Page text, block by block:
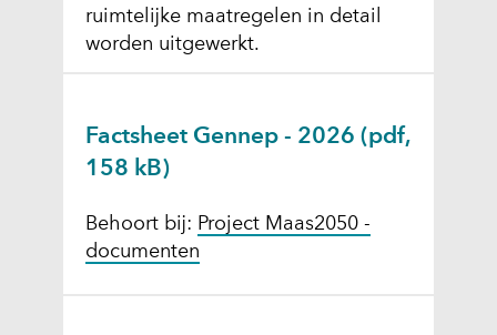
ruimtelijke maatregelen in detail
worden uitgewerkt.
Factsheet Gennep - 2026 (pdf,
158 kB)
Behoort bij: Project Maas2050 -
documenten